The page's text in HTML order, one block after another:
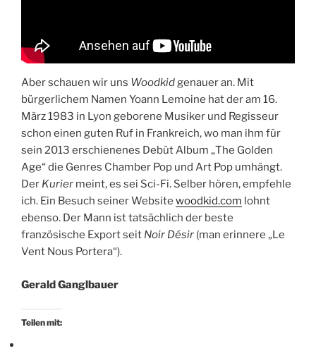
Aber schauen wir uns Woodkidgenauer an. Mit
bürgerlichem Namen Yoann Lemoine hat der am 16.
März 1983 in Lyon geborene Musiker und Regisseur
schon einen guten Ruf in Frankreich, wo man ihm für
sein 2013 erschienenes Debüt Album „The Golden
Age“ die Genres Chamber Pop und Art Pop umhängt.
Der Kurier meint, es sei Sci-Fi. Selber hören, empfehle
ich. Ein Besuch seiner Website woodkid.com lohnt
ebenso. Der Mann ist tatsächlich der beste
französische Export seit Noir Désir (man erinnere „Le
Vent Nous Portera“).
Gerald Ganglbauer
Teilen mit: